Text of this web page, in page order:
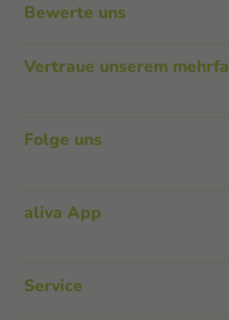
Bewerte uns
Vertraue unserem
Folge uns
aliva App
Service